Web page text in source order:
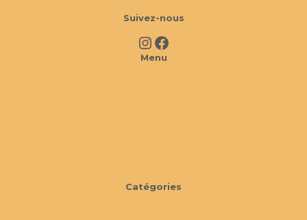
Suivez-nous
InstagramFacebook
Menu
Catégories